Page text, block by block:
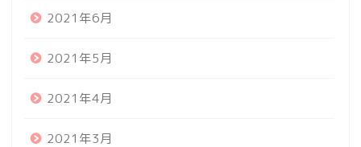
2021年6月
2021年5月
2021年4月
2021年3月